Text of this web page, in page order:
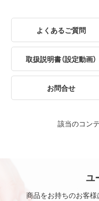
よくあるご質問
取扱説明書（設定動画）
お問合せ
該当のコン
ユ
商品をお持ちのお客